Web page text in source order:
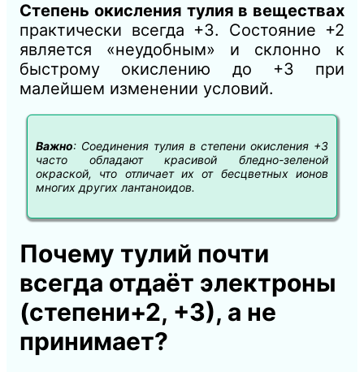
Степень окисления тулия в веществах
практически всегда +3. Состояние +2
является «неудобным» и склонно к
быстрому окислению до +3 при
малейшем изменении условий.
Важно: Соединения тулия в степени окисления +3
часто обладают красивой бледно-зеленой
окраской, что отличает их от бесцветных ионов
многих других лантаноидов.
Почему тулий почти
всегда отдаёт электроны
(степени+2, +3), а не
принимает?